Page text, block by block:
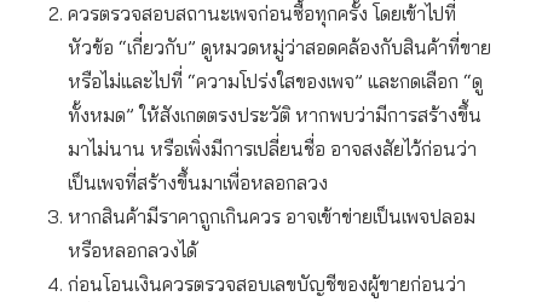
ควรตรวจสอบสถานะเพจก่อนซื้อทุกครั้ง โดยเข้าไปที่
หัวข้อ “เกี่ยวกับ” ดูหมวดหมู่ว่าสอดคล้องกับสินค้าที่ขาย
หรือไม่และไปที่ “ความโปร่งใสของเพจ” และกดเลือก “ดู
ทั้งหมด” ให้สังเกตตรงประวัติ หากพบว่ามีการสร้างขึ้น
มาไม่นาน หรือเพิ่งมีการเปลี่ยนชื่อ อาจสงสัยไว้ก่อนว่า
เป็นเพจที่สร้างขึ้นมาเพื่อหลอกลวง
หากสินค้ามีราคาถูกเกินควร อาจเข้าข่ายเป็นเพจปลอม
หรือหลอกลวงได้
ก่อนโอนเงินควรตรวจสอบเลขบัญชีของผู้ขายก่อนว่า